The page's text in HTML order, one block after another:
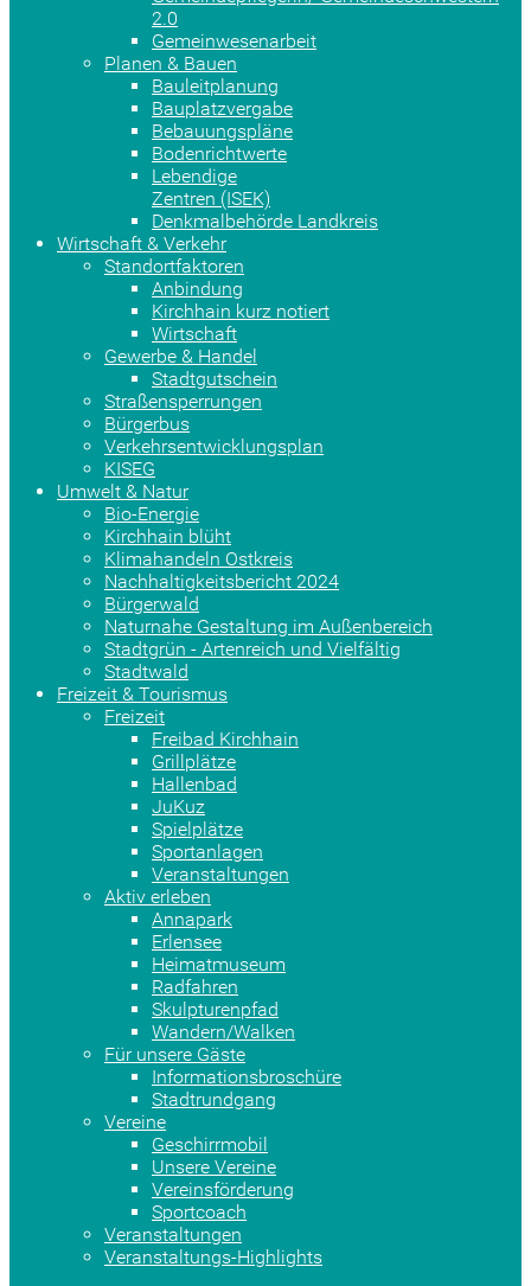
2.0
Gemeinwesenarbeit
Planen & Bauen
Bauleitplanung
Bauplatzvergabe
Bebauungspläne
Bodenrichtwerte
Lebendige
Zentren (ISEK)
Denkmalbehörde Landkreis
Wirtschaft & Verkehr
Standortfaktoren
Anbindung
Kirchhain kurz notiert
Wirtschaft
Gewerbe & Handel
Stadtgutschein
Straßensperrungen
Bürgerbus
Verkehrsentwicklungsplan
KISEG
Umwelt & Natur
Bio-Energie
Kirchhain blüht
Klimahandeln Ostkreis
Nachhaltigkeitsbericht 2024
Bürgerwald
Naturnahe Gestaltung im Außenbereich
Stadtgrün - Artenreich und Vielfältig
Stadtwald
Freizeit & Tourismus
Freizeit
Freibad Kirchhain
Grillplätze
Hallenbad
JuKuz
Spielplätze
Sportanlagen
Veranstaltungen
Aktiv erleben
Annapark
Erlensee
Heimatmuseum
Radfahren
Skulpturenpfad
Wandern/Walken
Für unsere Gäste
Informationsbroschüre
Stadtrundgang
Vereine
Geschirrmobil
Unsere Vereine
Vereinsförderung
Sportcoach
Veranstaltungen
Veranstaltungs-Highlights